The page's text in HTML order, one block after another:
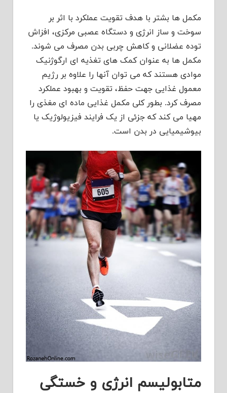
مکمل ها بشتر با هدف تقویت عملکرد با اثر بر
سوخت و ساز انرژی و دستگاه عصبی مرکزی، افزاش
توده عضلانی و کاهش چربی بدن مصرف می شوند.
مکمل ها به عنوان کمک های تغذیه ای ارگوژنیک
موادی هستند که می توان آنها را علاوه بر رژیم
معمول غذایی جهت حفظ، تقویت و بهبود عملکرد
مصرف کرد. بطور کلی مکمل غذایی ماده ای مغذی را
مهیا می کند که جزئی از یک فرایند فیزیولوژیک یا
بیوشیمیایی در بدن است.
متابولیسم انرژی و خستگی